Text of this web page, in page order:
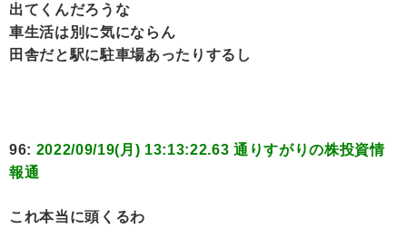
出てくんだろうな
車生活は別に気にならん
田舎だと駅に駐車場あったりするし
96: 2022/09/19(月) 13:13:22.63 通りすがりの株投資情
報通
これ本当に頭くるわ